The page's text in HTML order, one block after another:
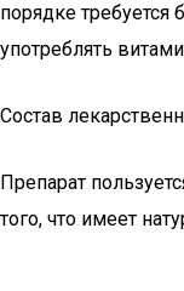
порядке требуется
употреблять
Состав
Препарат
того, что имеет